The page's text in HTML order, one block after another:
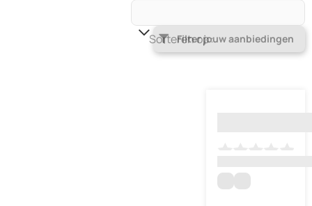
Filter jouw aanbiedingen
Sorteren op Populariteit